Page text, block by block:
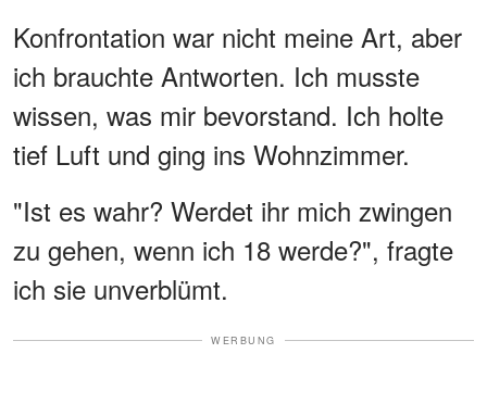
Konfrontation war nicht meine Art, aber
ich brauchte Antworten. Ich musste
wissen, was mir bevorstand. Ich holte
tief Luft und ging ins Wohnzimmer.
"Ist es wahr? Werdet ihr mich zwingen
zu gehen, wenn ich 18 werde?", fragte
ich sie unverblümt.
WERBUNG